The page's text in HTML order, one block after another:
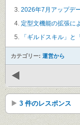
2026年7月アップデ
定型文機能の拡張に
「ギルドスキル」と
カテゴリー: 運営から
3 件のレスポンス